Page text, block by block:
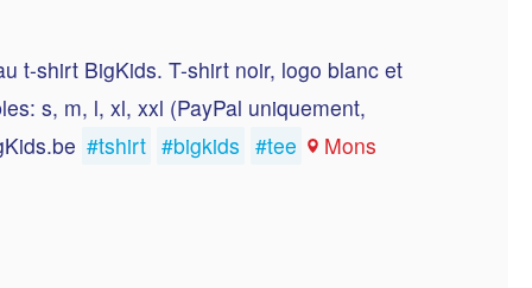
t-shirt BigKids. T-shirt noir, logo blanc et
s, m, l, xl, xxl (PayPal uniquement,
#tshirt #bigkids #tee Mons